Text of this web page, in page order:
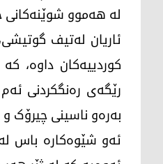
لە هەموو
ئاریان لەتیف
کوردییەکان داوە،
رێگەی رەنگکردنی
بەرەو ناسینی چیرۆک
ئەو شێوەکارە باس